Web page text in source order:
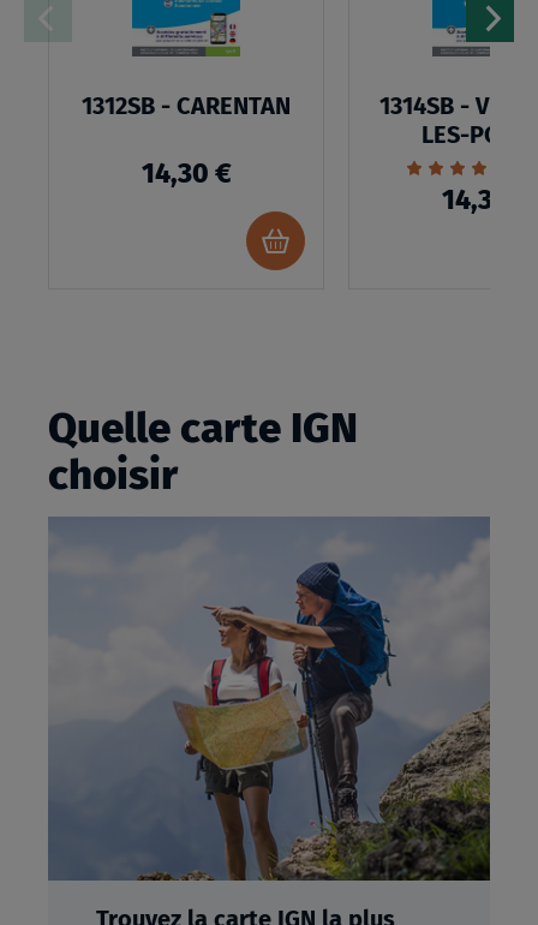
1312SB - CARENTAN
14,30 €
Ajouter
au
1314SB -
LES-
Évaluation:
14,30 €
Quelle carte IGN
choisir
Trouvez la carte IGN la plus